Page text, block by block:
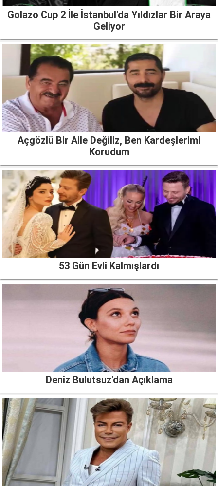
Golazo Cup 2 İle İstanbul'da Yıldızlar Bir Araya
Geliyor
Açgözlü Bir Aile Değiliz, Ben Kardeşlerimi
Korudum
53 Gün Evli Kalmışlardı
Deniz Bulutsuz'dan Açıklama